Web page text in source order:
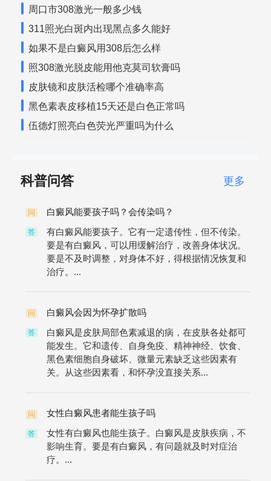
周口市308激光一般多少钱
311照光白斑内出现黑点多久能好
如果不是白癜风用308后怎么样
照308激光脱皮能用他克莫司软膏吗
皮肤镜和皮肤活检哪个准确率高
黑色素表皮移植15天还是白色正常吗
伍德灯照亮白色荧光严重吗为什么
科普问答 更多
问 白癜风能要孩子吗？会传染吗？
答
有白癜风能要孩子。它有一定遗传性，但不传染。
要是有白癜风，可以用缓解治疗，改善身体状况。
要是不及时调整，对身体不好，得根据情况恢复和
治疗。...
问 白癜风会因为怀孕扩散吗
答
白癜风是皮肤局部色素减退的病，在皮肤各处都可
能发生。它和遗传、自身免疫、精神神经、饮食、
黑色素细胞自身破坏、微量元素缺乏这些因素有
关。从这些因素看，和怀孕没直接关系...
问 女性白癜风患者能生孩子吗
答
女性有白癜风也能生孩子。白癜风是皮肤疾病，不
影响生育。要是有白癜风，有问题就及时对症治
疗。...